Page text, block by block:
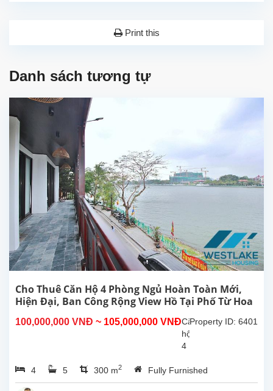
Print this
Danh sách tương tự
Cho Thuê Căn Hộ 4 Phòng Ngủ Hoàn Toàn Mới,
Hiện Đại, Ban Công Rộng View Hồ Tại Phố Từ Hoa
100,000,000 VNĐ ~ 105,000,000 VNĐ Property ID: 6401
Căn
hộ
4
ngủ
hoàn
4 5 300 m2 Fully Furnished